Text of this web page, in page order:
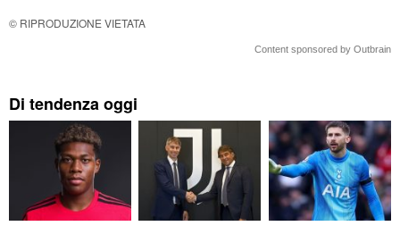
© RIPRODUZIONE VIETATA
Content sponsored by Outbrain
Di tendenza oggi